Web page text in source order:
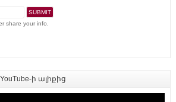
share your info.
ի ալիքից